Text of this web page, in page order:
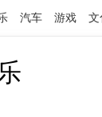
汽车 游戏 文